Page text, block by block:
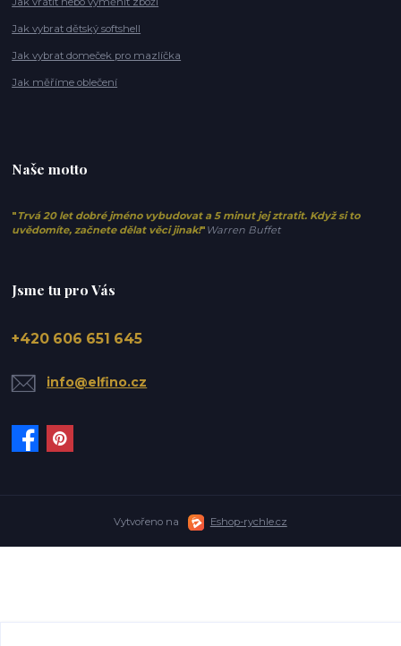
Jak vybrat dětský softshell
Jak vybrat domeček pro mazlíčka
Jak měříme oblečení
Naše motto
" Trvá 20 let dobré jméno vybudovat a 5 minut jej ztratit. Když si to
uvědomíte, začnete dělat věci jinak!" Warren Buffet
Jsme tu pro Vás
+420 606 651 645
info@elfino.cz
Vytvořeno na Eshop-rychle.cz